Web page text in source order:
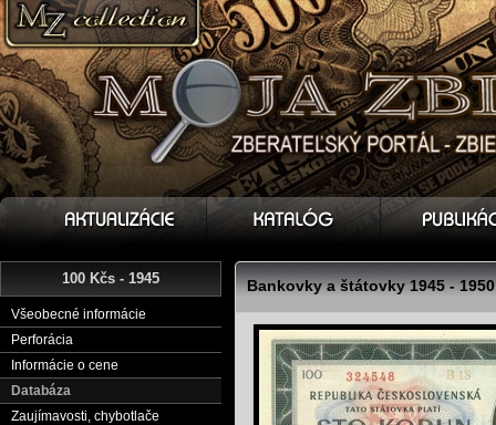
100 Kčs - 1945
Všeobecné informácie
Perforácia
Informácie o cene
Databáza
Zaujímavosti, chybotlače
Bankovky a štátovky 1945 -